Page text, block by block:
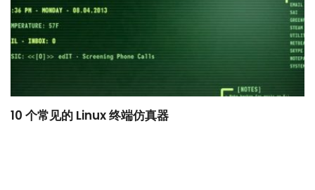
10 个常见的 Linux 终端仿真器